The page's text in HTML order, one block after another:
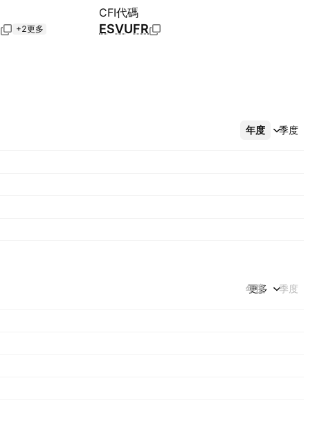
+2更多
CFI代碼
ESVUFR
年度 季度
更多
年度 季度
更多